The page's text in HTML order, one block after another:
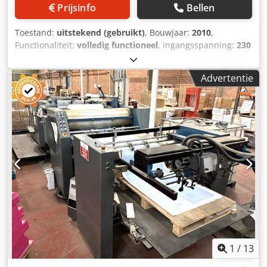
Prijsinfo Bellen
Toestand: uitstekend (gebruikt), Bouwjaar: 2010,
Functionaliteit: volledig functioneel, ingangsspanning: 230
, temperatuur:
Matrix DUO MD-650 Werkbreedte 650 mm Chedpfjzia Azox
Abtea dubbelzijdige lamineermachine regelbare snelheid
regelbare temperatuur
Advertentie
1 / 13